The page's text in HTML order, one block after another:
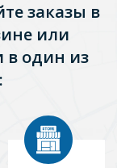
заказы в
или
в один из